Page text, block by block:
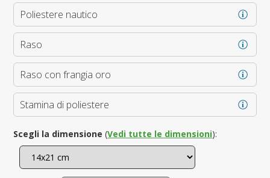
Poliestere nautico
Raso
Raso con frangia oro
Stamina di poliestere
Scegli la dimensione (Vedi tutte le dimensioni):